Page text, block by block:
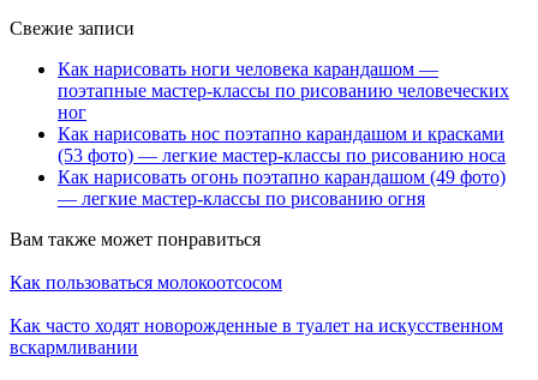
Свежие записи
Как нарисовать ноги человека карандашом —
поэтапные мастер-классы по рисованию человеческих
ног
Как нарисовать нос поэтапно карандашом и красками
(53 фото) — легкие мастер-классы по рисованию носа
Как нарисовать огонь поэтапно карандашом (49 фото)
— легкие мастер-классы по рисованию огня
Вам также может понравиться
Как пользоваться молокоотсосом
Как часто ходят новорожденные в туалет на искусственном
вскармливании